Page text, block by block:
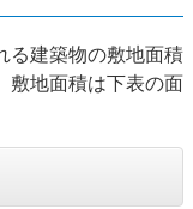
る建築物の敷地面積
敷地面積は下表の面